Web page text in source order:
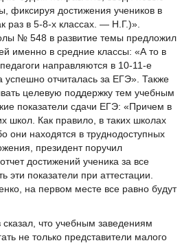
фиксируя достижения учеников в
раз в 5-8-х классах. — Н.Г.)».
№ 548 в развитие темы предложил
именно в средние классы: «А то в
направляются в 10-11-е
успешно отчиталась за ЕГЭ». Также
целевую поддержку тем учебным
показатели сдачи ЕГЭ: «Причем в
школ. Как правило, в таких школах
они находятся в труднодоступных
президент поручил
достижений ученика за все
эти показатели при аттестации.
на первом месте все равно будут
что учебным заведениям
не только представители малого